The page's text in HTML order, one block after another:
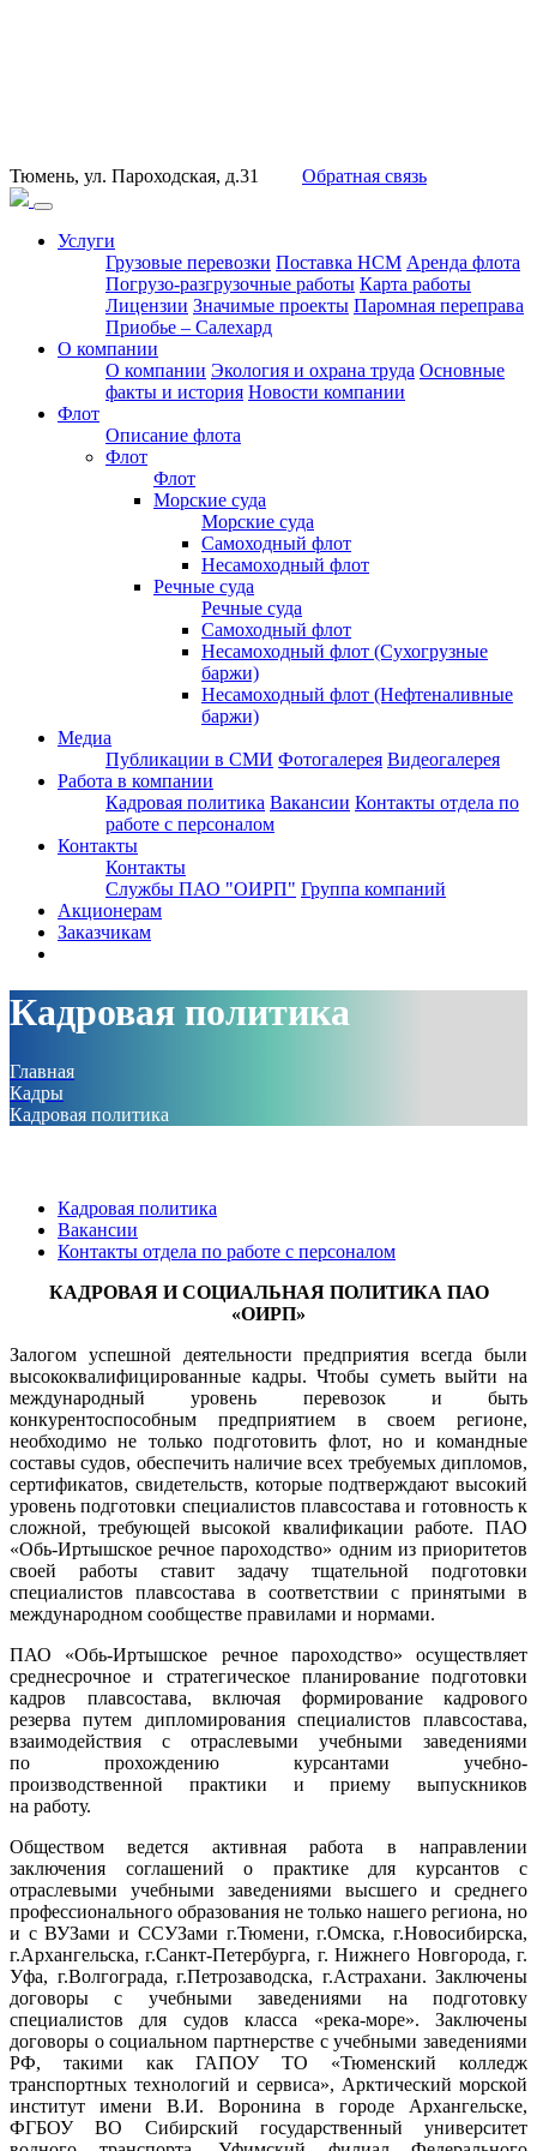
Тюмень, ул. Пароходская, д.31 Обратная связь
Услуги
Грузовые перевозки Поставка НСМ Аренда флота
Погрузо-разгрузочные работы Карта работы
Лицензии Значимые проекты Паромная переправа
Приобье – Салехард
О компании
О компании Экология и охрана труда Основные
факты и история Новости компании
Флот
Описание флота
Флот
Флот
Морские суда
Морские суда
Самоходный флот
Несамоходный флот
Речные суда
Речные суда
Самоходный флот
Несамоходный флот (Сухогрузные
баржи)
Несамоходный флот (Нефтеналивные
баржи)
Медиа
Публикации в СМИ Фотогалерея Видеогалерея
Работа в компании
Кадровая политика Вакансии Контакты отдела по
работе с персоналом
Контакты
Контакты
Службы ПАО "ОИРП" Группа компаний
Акционерам
Заказчикам
Кадровая политика
Главная
Кадры
Кадровая политика
Кадровая политика
Вакансии
Контакты отдела по работе с персоналом
КАДРОВАЯ И СОЦИАЛЬНАЯ ПОЛИТИКА ПАО
«ОИРП»
Залогом успешной деятельности предприятия всегда были
высококвалифицированные кадры. Чтобы суметь выйти на
международный уровень перевозок и быть
конкурентоспособным предприятием в своем регионе,
необходимо не только подготовить флот, но и командные
составы судов, обеспечить наличие всех требуемых дипломов,
сертификатов, свидетельств, которые подтверждают высокий
уровень подготовки специалистов плавсостава и готовность к
сложной, требующей высокой квалификации работе. ПАО
«Обь-Иртышское речное пароходство» одним из приоритетов
своей работы ставит задачу тщательной подготовки
специалистов плавсостава в соответствии с принятыми в
международном сообществе правилами и нормами.
ПАО «Обь-Иртышское речное пароходство» осуществляет
среднесрочное и стратегическое планирование подготовки
кадров плавсостава, включая формирование кадрового
резерва путем дипломирования специалистов плавсостава,
взаимодействия с отраслевыми учебными заведениями
по прохождению курсантами учебно-
производственной практики и приему выпускников
на работу.
Обществом ведется активная работа в направлении
заключения соглашений о практике для курсантов с
отраслевыми учебными заведениями высшего и среднего
профессионального образования не только нашего региона, но
и с ВУЗами и ССУЗами г.Тюмени, г.Омска, г.Новосибирска,
г.Архангельска, г.Санкт-Петербурга, г. Нижнего Новгорода, г.
Уфа, г.Волгограда, г.Петрозаводска, г.Астрахани. Заключены
договоры с учебными заведениями на подготовку
специалистов для судов класса «река-море». Заключены
договоры о социальном партнерстве с учебными заведениями
РФ, такими как ГАПОУ ТО «Тюменский колледж
транспортных технологий и сервиса», Арктический морской
институт имени В.И. Воронина в городе Архангельске,
ФГБОУ ВО Сибирский государственный университет